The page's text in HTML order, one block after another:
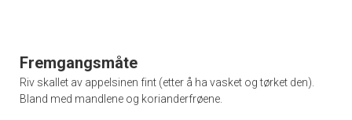
Fremgangsmåte
Riv skallet av appelsinen fint (etter å ha vasket og tørket den).
Bland med mandlene og korianderfrøene.